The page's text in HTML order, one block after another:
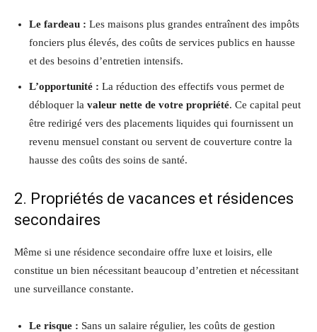
Le fardeau : Les maisons plus grandes entraînent des impôts
fonciers plus élevés, des coûts de services publics en hausse
et des besoins d’entretien intensifs.
L’opportunité : La réduction des effectifs vous permet de
débloquer la valeur nette de votre propriété. Ce capital peut
être redirigé vers des placements liquides qui fournissent un
revenu mensuel constant ou servent de couverture contre la
hausse des coûts des soins de santé.
2. Propriétés de vacances et résidences
secondaires
Même si une résidence secondaire offre luxe et loisirs, elle
constitue un bien nécessitant beaucoup d’entretien et nécessitant
une surveillance constante.
Le risque : Sans un salaire régulier, les coûts de gestion